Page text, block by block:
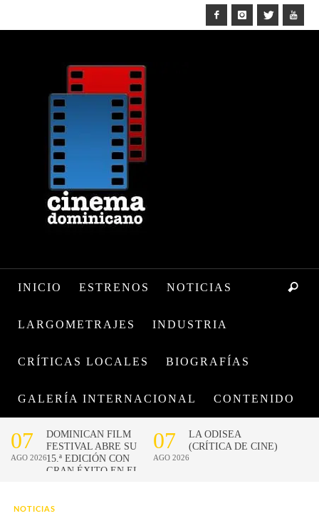
INICIO ESTRENOS NOTICIAS
LARGOMETRAJES INDUSTRIA
CRÍTICAS LOCALES BIOGRAFÍAS
GALERÍA INTERNACIONAL CONTENIDO
NOTICIAS